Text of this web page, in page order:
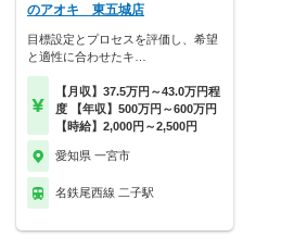
のアオキ 東五城店
目標設定とプロセスを評価し、希望
と適性に合わせたキ…
【月収】37.5万円～43.0万円程
度 【年収】500万円～600万円
【時給】2,000円～2,500円
愛知県 一宮市
名鉄尾西線 二子駅